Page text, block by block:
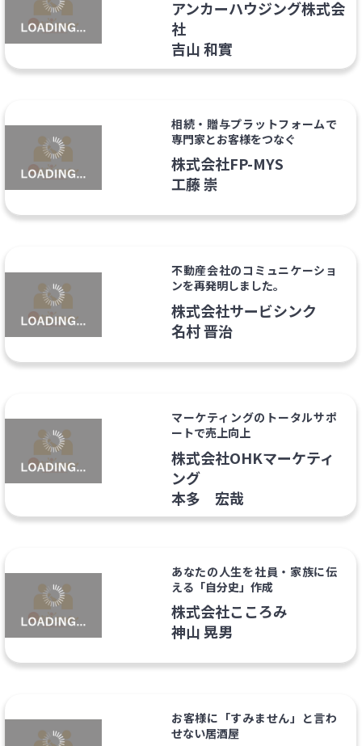
アンカーハウジング株式会
社
吉山 和實
相続・贈与プラットフォームで
専門家とお客様をつなぐ
株式会社FP-MYS
工藤 崇
不動産会社のコミュニケーショ
ンを再発明しました。
株式会社サービシンク
名村 晋治
マーケティングのトータルサポ
ートで売上向上
株式会社OHKマーケティ
ング
本多 宏哉
あなたの人生を社員・家族に伝
える「自分史」作成
株式会社こころみ
神山 晃男
お客様に「すみません」と言わ
せない居酒屋